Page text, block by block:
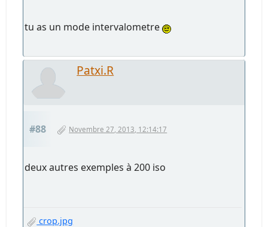
tu as un mode intervalometre
Patxi.R
#88 Novembre 27, 2013, 12:14:17
deux autres exemples à 200 iso
crop.jpg